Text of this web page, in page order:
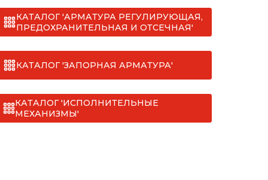
КАТАЛОГ 'АРМАТУРА РЕГУЛИРУЮЩАЯ,
ПРЕДОХРАНИТЕЛЬНАЯ И ОТСЕЧНАЯ'
КАТАЛОГ 'ЗАПОРНАЯ АРМАТУРА'
КАТАЛОГ 'ИСПОЛНИТЕЛЬНЫЕ
МЕХАНИЗМЫ'